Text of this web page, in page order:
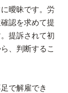
曖昧です。労
認を求めて提
提訴されて初
、判断するこ
で解雇でき